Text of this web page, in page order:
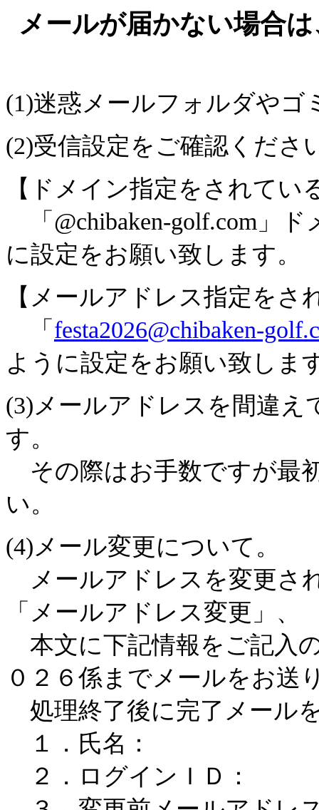
メールが届かない場合
(1)迷惑メールフォルダやゴ
(2)受信設定をご確認くださ
【ドメイン指定をされてい
「@chibaken-golf.com」
に設定をお願い致します。
【メールアドレス指定をさ
「 festa2026@chibaken-
ように設定をお願い致しま
(3)メールアドレスを間違え
す。
その際はお手数ですが最
い。
(4)メール変更について。
メールアドレスを変更さ
「メールアドレス変更」、
本文に下記情報をご記入
０２６係までメールをお送
処理終了後に完了メール
１．氏名：
２．ログインＩＤ：